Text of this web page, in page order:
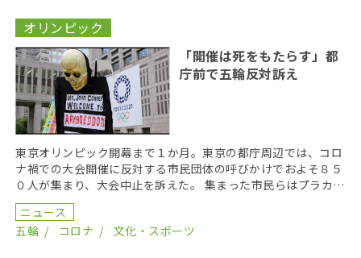
オリンピック
「開催は死をもたらす」都
庁前で五輪反対訴え
東京オリンピック開幕まで１か月。東京の都庁周辺では、コロ
ナ禍での大会開催に反対する市民団体の呼びかけでおよそ８５
０人が集まり、大会中止を訴えた。 集まった市民らはプラカー
ドを手に「オリンピックやめろ」「中止だ中止」などと […]
ニュース
五輪
コロナ 文化・スポーツ